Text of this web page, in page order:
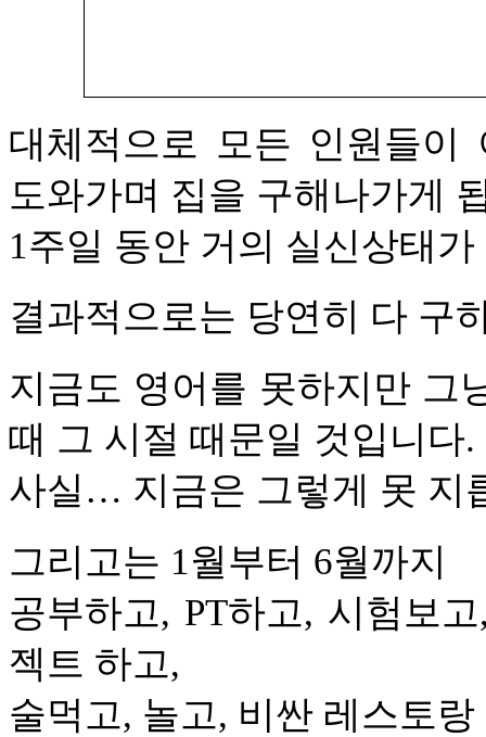
대체적으로 모든 인원들이
도와가며 집을 구해나가게
1주일 동안 거의 실신상태
결과적으로는 당연히 다 구
지금도 영어를 못하지만 그
때 그 시절 때문일 것입니다.
사실… 지금은 그렇게 못 지
그리고는 1월부터 6월까지
공부하고, PT하고, 시험보
젝트 하고,
술먹고, 놀고, 비싼 레스토